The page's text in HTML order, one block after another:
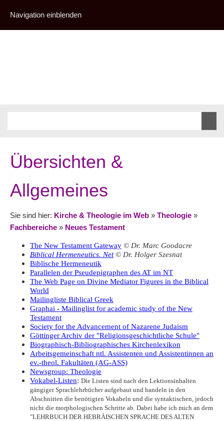
Navigation einblenden
Übersichten &
Allgemeines
Sie sind hier: Kirche & Theologie im Web » Theologie »
Fachbereiche » Neues Testament
The New Testament Gateway © Dr. Marc Goodacre
Biblical Hermeneutics. Net© Dr. Holger Szesnat
Biblische Hermeneutik
Parallelen der Pseudepigraphen des AT im NT
The Web Page on Divine Mediator Figures in the Biblical
World
Mailingliste Biblical Greek
Graphai - Mailinglist for academic study of the New
Testament
Society for the Advancement of Nazarene Judaism
Göttinger Archiv der "Religionsgeschichtliche Schule"
Biographisch-Bibliographisches Kirchenlexikon
Arbeitsgemeinschaft ntl. Assistenten und Assistentinnen an
ev.-theol. Fakultäten (AG-ASS)
Newsgroup: Theologie
Vokabel-Listen: Die Listen sind nach den Lektionsinhalten
gängiger Sprachlehrbücher aufgebaut und handeln in den
Abschnitten die benötigten Vokabeln und die syntaktischen, jedoch
nicht die morphologischen Schritte ab. Dabei habe ich mich an dem
"LEHRBUCH DER HEBRÄISCHEN SPRACHE DES ALTEN